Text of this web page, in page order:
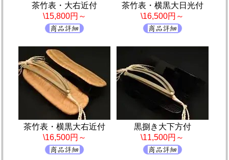
茶竹表・大右近付
\15,800円～
茶竹表・横黒大日光付
\16,500円～
茶竹表・横黒大右近付
\16,500円～
黒捌き大下方付
\11,500円～